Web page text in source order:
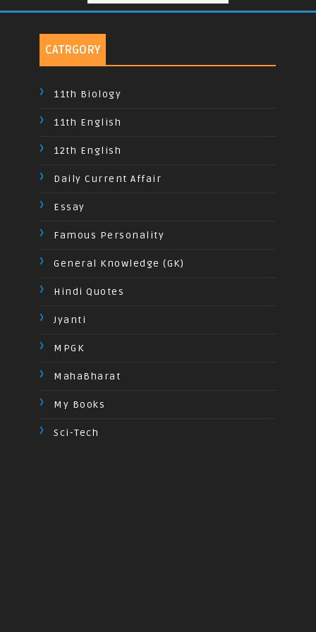
CATRGORY
11th Biology
11th English
12th English
Daily Current Affair
Essay
Famous Personality
General Knowledge (GK)
Hindi Quotes
Jyanti
MPGK
MahaBharat
My Books
Sci-Tech